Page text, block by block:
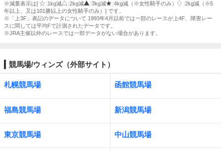
※減量表示は[
:1kg減 :2kg減 :3kg減 :4kg減（※女性騎手のみ）
:2kg減（※5
年以上、又は101勝以上の女性騎手のみ）] です。
※「上3F」表記のデータについて 1993年4月以前では一部のレースが上4F、障害レー
スに関しては平均Fで計測されたデータです。
※JRA主催以外のレースでは一部データがない場合があります。
競馬場/ウィンズ（外部サイト）
札幌競馬場 函館競馬場
福島競馬場 新潟競馬場
東京競馬場 中山競馬場